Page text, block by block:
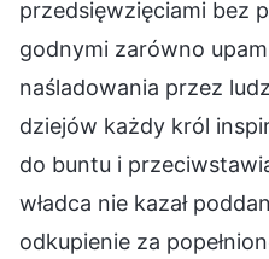
przedsięwzięciami bez
godnymi zarówno
naśladowania przez
dziejów każdy król
do buntu i
władca nie kazał
odkupienie za